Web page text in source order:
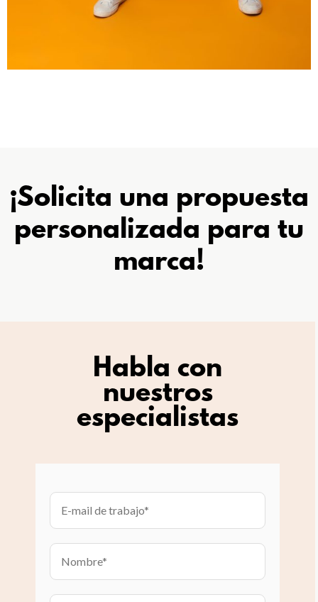
¡Solicita una propuesta
personalizada para tu
marca!
Habla con
nuestros
especialistas